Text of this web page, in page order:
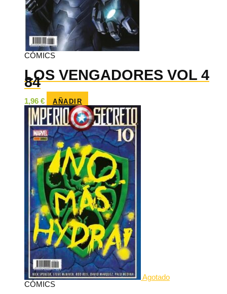
CÓMICS
LOS VENGADORES VOL 4
84
1,96 € AÑADIR
Agotado
CÓMICS